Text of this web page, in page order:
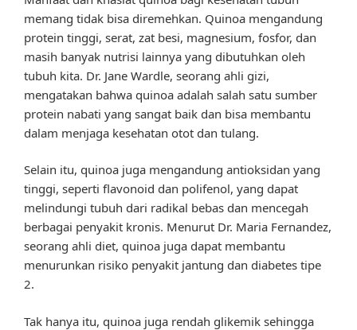
memang tidak bisa diremehkan. Quinoa mengandung
protein tinggi, serat, zat besi, magnesium, fosfor, dan
masih banyak nutrisi lainnya yang dibutuhkan oleh
tubuh kita. Dr. Jane Wardle, seorang ahli gizi,
mengatakan bahwa quinoa adalah salah satu sumber
protein nabati yang sangat baik dan bisa membantu
dalam menjaga kesehatan otot dan tulang.
Selain itu, quinoa juga mengandung antioksidan yang
tinggi, seperti flavonoid dan polifenol, yang dapat
melindungi tubuh dari radikal bebas dan mencegah
berbagai penyakit kronis. Menurut Dr. Maria Fernandez,
seorang ahli diet, quinoa juga dapat membantu
menurunkan risiko penyakit jantung dan diabetes tipe
2.
Tak hanya itu, quinoa juga rendah glikemik sehingga